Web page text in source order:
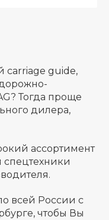
carriage guide,
Тогда проще
дилера,
ассортимент
спецтехники
всей России с
чтобы Вы